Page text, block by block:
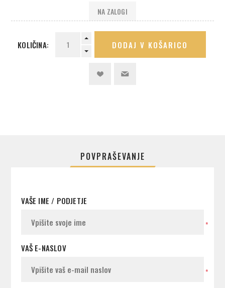
NA ZALOGI
KOLIČINA: DODAJ V KOŠARICO
POVPRAŠEVANJE
VAŠE IME / PODJETJE
*
VAŠ E-NASLOV
*